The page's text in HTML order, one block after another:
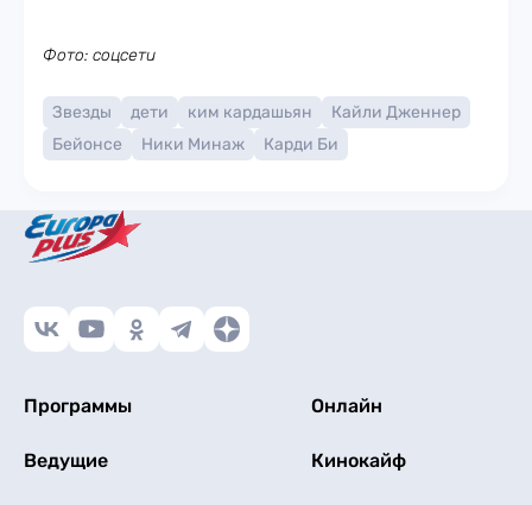
Фото: соцсети
Звезды дети ким кардашьян
Кайли Дженнер
Бейонсе
Ники Минаж Карди Би
Программы Онлайн
Ведущие Кинокайф